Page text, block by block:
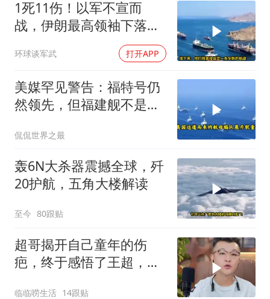
1死11伤！以军不宣而
战，伊朗最高领袖下落不
明？特朗普发出通牒
环球谈军武 打开APP
美媒罕见警告：福特号仍
然领先，但福建舰不是中
侃侃世界之最
轰6N大杀器震撼全球，歼
20护航，五角大楼解读
至今 80跟贴
超哥揭开自己童年的伤
疤，终于感悟了王超，他
临临唠生活 14跟贴